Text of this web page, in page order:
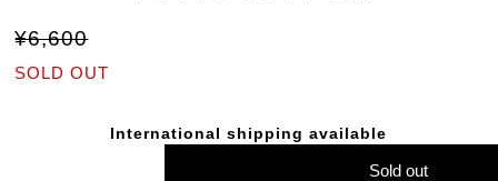
¥6,600
SOLD OUT
International shipping available
Sold out